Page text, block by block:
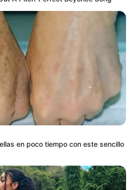
en poco tiempo con este sencillo